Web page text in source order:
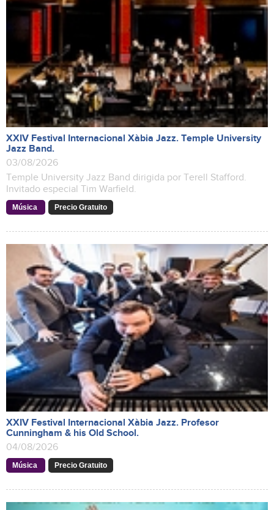
XXIV Festival Internacional Xàbia Jazz. Temple University
Jazz Band.
03/08/2026
Temple University Jazz Band dirigida por Terell Stafford.
Invitado especial Tim Warfield.
Música Precio Gratuito
XXIV Festival Internacional Xàbia Jazz. Profesor
Cunningham & his Old School.
04/08/2026
Música Precio Gratuito